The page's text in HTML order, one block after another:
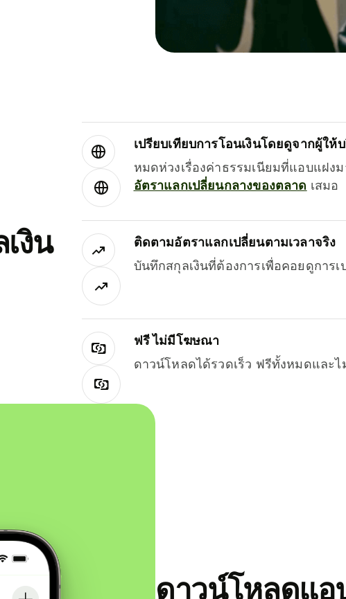
งิน
เปรียบเทียบการโอนเงินโดยดูจากผู้ให้
หมดห่วงเรื่องค่าธรรมเนียมที่แอบแฝง
อัตราแลกเปลี่ยนกลางของตลาด เสมอ
ติดตามอัตราแลกเปลี่ยนตามเวลาจริง
บันทึกสกุลเงินที่ต้องการเพื่อคอยดูการ
ฟรี ไม่มีโฆษณา
ดาวน์โหลดได้รวดเร็ว ฟรีทั้งหมดและ
ดาวน์โหลดแอ